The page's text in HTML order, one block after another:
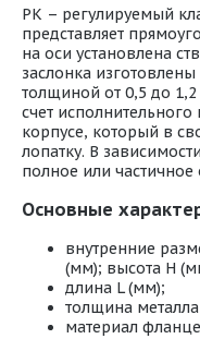
РК – регулируемый
представляет
на оси установлена
заслонка
толщиной от 0,5 до
счет
корпусе, который в
лопатку. В
полное или частичное
Основные
внутренние
(мм); высота H
длина L (мм);
толщина
материал